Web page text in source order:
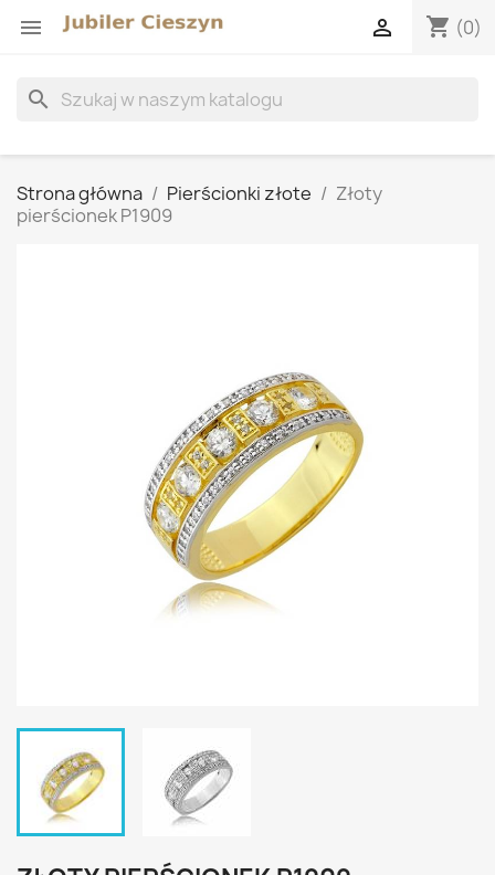
 shopping_cart (0)

search
Strona główna Pierścionki złote
Złoty
pierścionek P1909